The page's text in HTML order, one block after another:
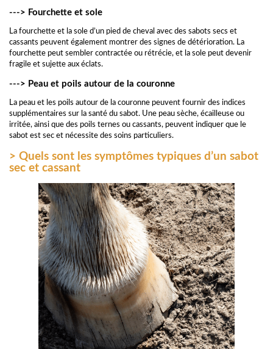
---> Fourchette et sole
La fourchette et la sole d’un pied de cheval avec des sabots secs et
cassants peuvent également montrer des signes de détérioration. La
fourchette peut sembler contractée ou rétrécie, et la sole peut devenir
fragile et sujette aux éclats.
---> Peau et poils autour de la couronne
La peau et les poils autour de la couronne peuvent fournir des indices
supplémentaires sur la santé du sabot. Une peau sèche, écailleuse ou
irritée, ainsi que des poils ternes ou cassants, peuvent indiquer que le
sabot est sec et nécessite des soins particuliers.
> Quels sont les symptômes typiques d’un sabot
sec et cassant